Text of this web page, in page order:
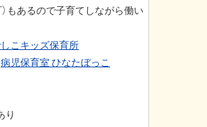
もあるので子育てしながら働い
こキッズ保育所
病児保育室 ひなたぼっこ
り